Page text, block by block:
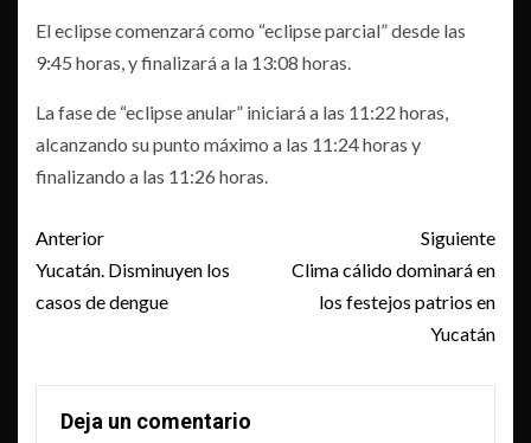
El eclipse comenzará como “eclipse parcial” desde las
9:45 horas, y finalizará a la 13:08 horas.
La fase de “eclipse anular” iniciará a las 11:22 horas,
alcanzando su punto máximo a las 11:24 horas y
finalizando a las 11:26 horas.
Post
navigation
Anterior
Yucatán. Disminuyen los
casos de dengue
Siguiente
Clima cálido dominará en
los festejos patrios en
Yucatán
Deja un comentario